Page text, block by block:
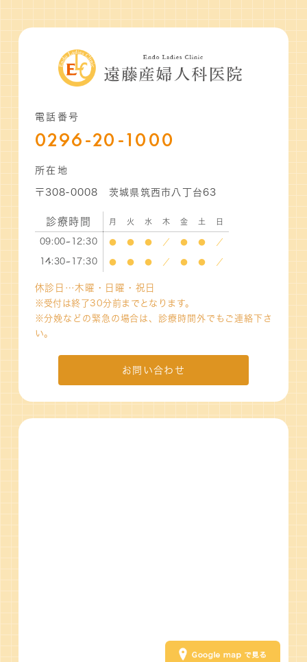
電話番号
0296-20-1000
所在地
〒308-0008 茨城県筑西市八丁台63
診療時間 月 火 水 木 金 土 日
09:00~12:30 ● ● ● ／ ● ● ／
14:30~17:30 ● ● ● ／ ● ● ／
休診日…木曜・日曜・祝日
※受付は終了30分前までとなります。
※分娩などの緊急の場合は、診療時間外でもご連絡下さ
い。
お問い合わせ